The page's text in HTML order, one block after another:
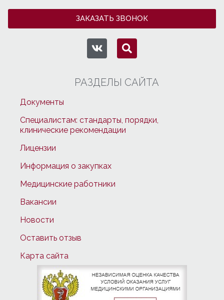
ЗАКАЗАТЬ ЗВОНОК
РАЗДЕЛЫ САЙТА
Документы
Специалистам: стандарты, порядки,
клинические рекомендации
Лицензии
Информация о закупках
Медицинские работники
Вакансии
Новости
Оставить отзыв
Карта сайта